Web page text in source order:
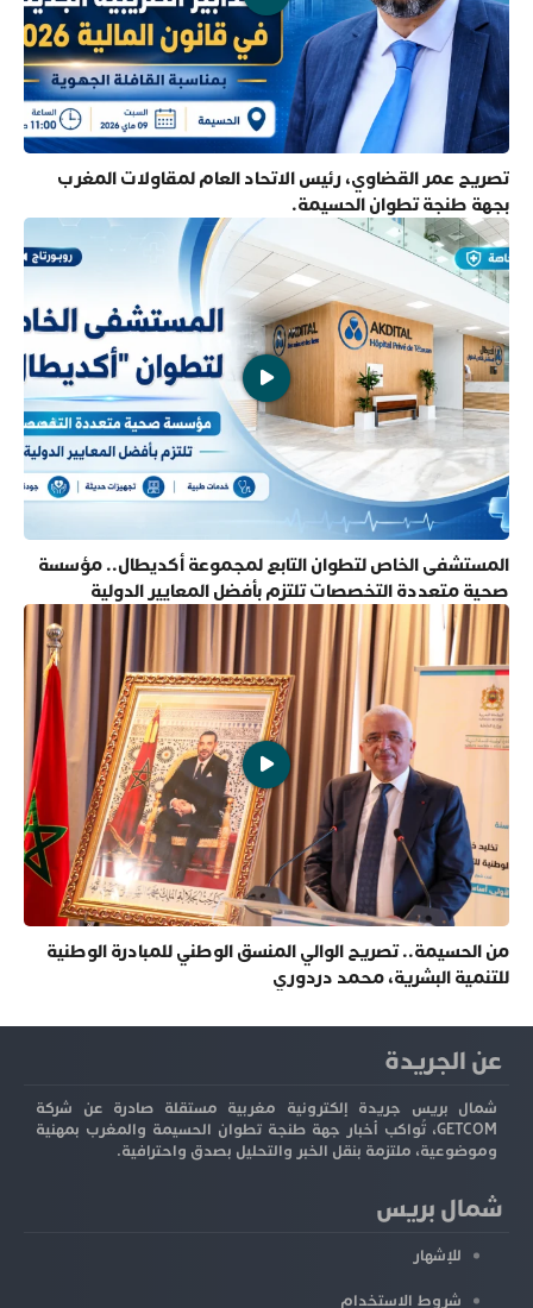
تصريح عمر القضاوي، رئيس الاتحاد العام لمقاولات المغرب
بجهة طنجة تطوان الحسيمة.
المستشفى الخاص لتطوان التابع لمجموعة أكديطال.. مؤسسة
صحية متعددة التخصصات تلتزم بأفضل المعايير الدولية
من الحسيمة.. تصريح الوالي المنسق الوطني للمبادرة الوطنية
للتنمية البشرية، محمد دردوري
عن الجريدة
شمال بريس جريدة إلكترونية مغربية مستقلة صادرة عن شركة
GETCOM، تُواكب أخبار جهة طنجة تطوان الحسيمة والمغرب بمهنية
وموضوعية، ملتزمة بنقل الخبر والتحليل بصدق واحترافية.
شمال بريس
للإشهار
شروط الاستخدام